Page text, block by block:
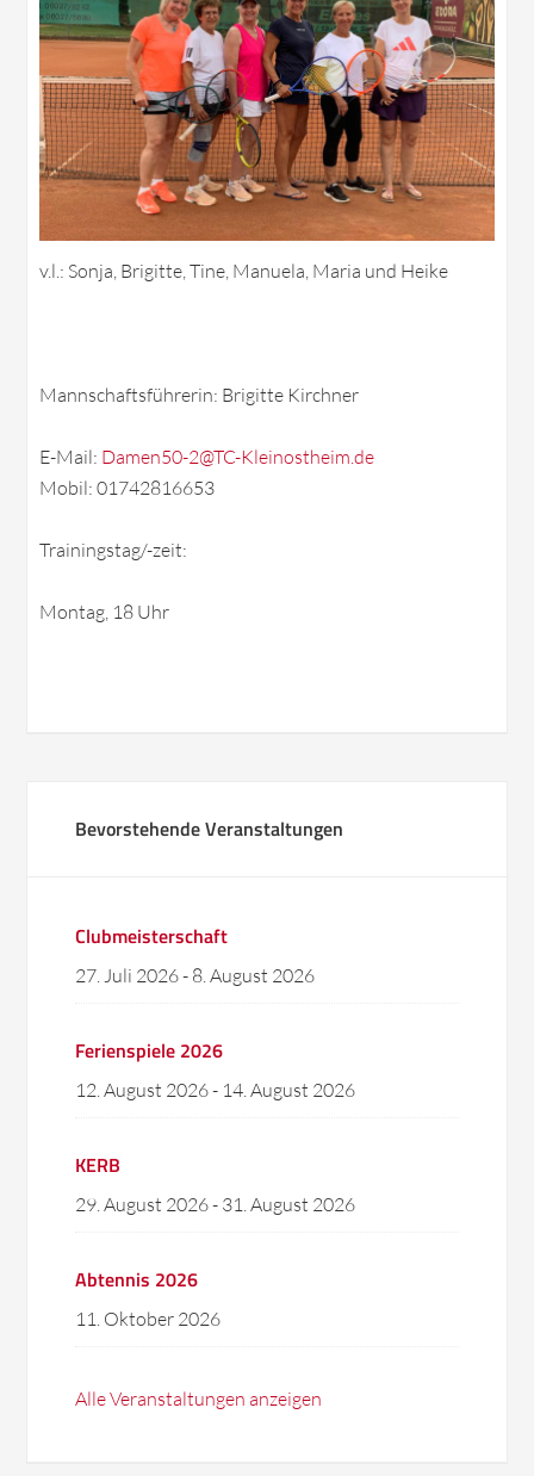
v.l.: Sonja, Brigitte, Tine, Manuela, Maria und Heike
Mannschaftsführerin: Brigitte Kirchner
E-Mail: Damen50-2@TC-Kleinostheim.de
Mobil: 01742816653
Trainingstag/-zeit:
Montag, 18 Uhr
Bevorstehende Veranstaltungen
Clubmeisterschaft
27. Juli 2026- 8. August 2026
Ferienspiele 2026
12. August 2026- 14. August 2026
KERB
29. August 2026- 31. August 2026
Abtennis 2026
11. Oktober 2026
Alle Veranstaltungen anzeigen